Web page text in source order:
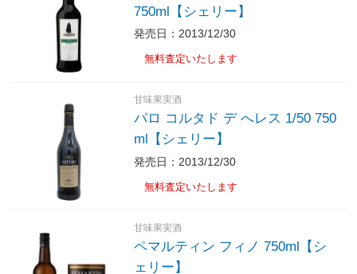
750ml【シェリー】
発売日：2013/12/30
無料査定いたします
甘味果実酒
パロ コルタド デ へレス 1/50 750
ml【シェリー】
発売日：2013/12/30
無料査定いたします
甘味果実酒
ペマルティン フィノ 750ml【シ
ェリー】